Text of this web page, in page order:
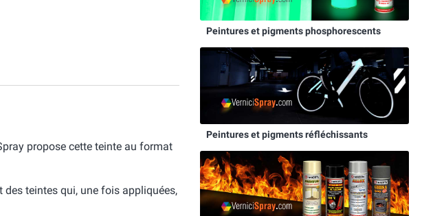
propose cette teinte au format
des teintes qui, une fois appliquées,
Peintures et pigments phosphorescents
Peintures et pigments réfléchissants